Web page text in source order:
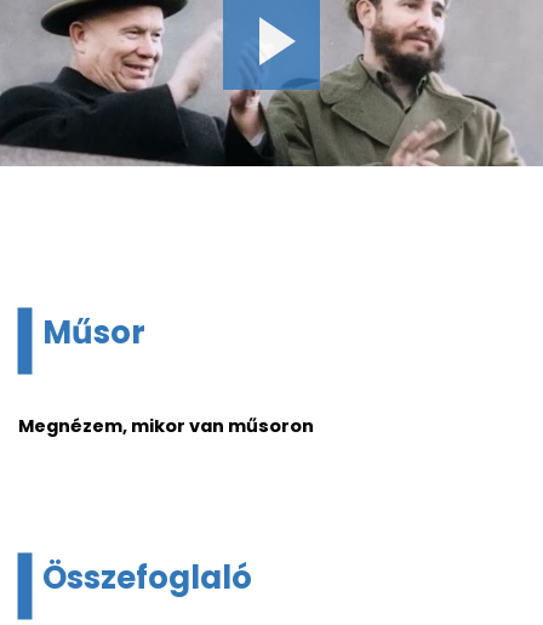
Műsor
Megnézem, mikor van műsoron
Összefoglaló